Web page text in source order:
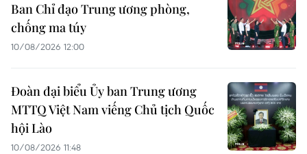
Ban Chỉ đạo Trung ương phòng,
chống ma túy
10/08/2026 12:00
Đoàn đại biểu Ủy ban Trung ương
MTTQ Việt Nam viếng Chủ tịch Quốc
hội Lào
10/08/2026 11:48